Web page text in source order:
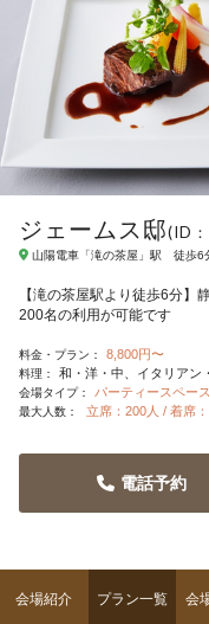
ジェームス邸(ID
山陽電車「滝の茶屋」駅 徒歩6
【滝の茶屋駅より徒歩6分】
200名の利用が可能です
料金・プラン： 8,800円〜
料理： 和・洋・中 イタリアン
会場タイプ： パーティースペー
最大人数： 立席：200人 / 着席：
電話予約
会場紹介 プラン一覧 会